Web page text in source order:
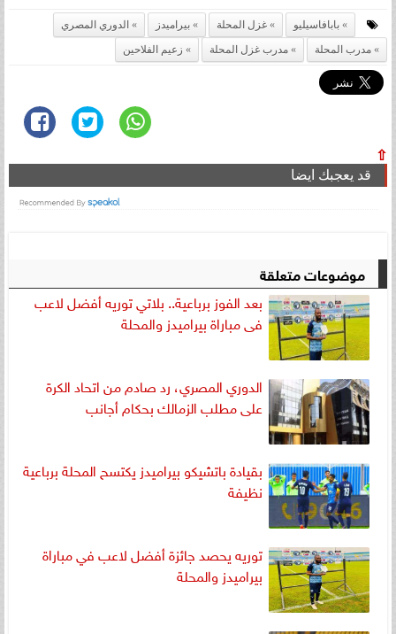
بابافاسيليو غزل المحلة بيراميدز
الدوري المصري
مدرب المحلة
مدرب غزل المحلة زعيم الفلاحين
⇧
قد يعجبك ايضا
موضوعات متعلقة
بعد الفوز برباعية.. بلاتي توريه أفضل لاعب
فى مباراة بيراميدز والمحلة
الدوري المصري، رد صادم من اتحاد الكرة
على مطلب الزمالك بحكام أجانب
بقيادة باتشيكو بيراميدز يكتسح المحلة برباعية
نظيفة
توريه يحصد جائزة أفضل لاعب في مباراة
بيراميدز والمحلة